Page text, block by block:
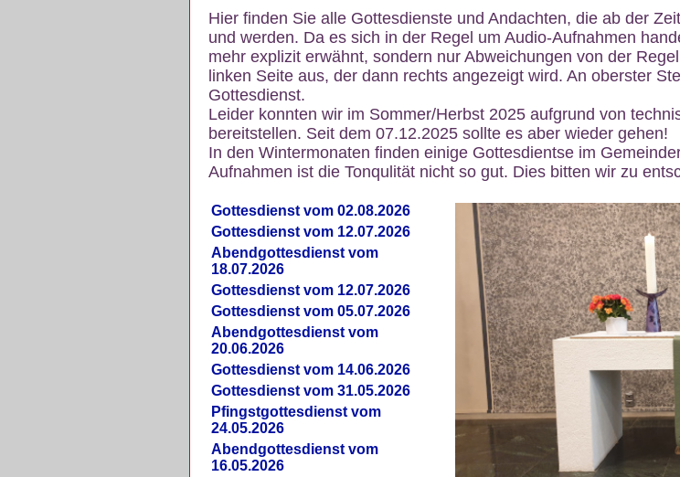
Hier finden Sie alle Gottesdienste und Andachten, die ab der
und werden. Da es sich in der Regel um Audio-Aufnahmen
mehr explizit erwähnt, sondern nur Abweichungen von der
linken Seite aus, der dann rechts angezeigt wird. An oberster
Gottesdienst.
Leider konnten wir im Sommer/Herbst 2025 aufgrund von
bereitstellen. Seit dem 07.12.2025 sollte es aber wieder gehen!
In den Wintermonaten finden einige Gottesdientse im
Aufnahmen ist die Tonqulität nicht so gut. Dies bitten wir zu
Gottesdienst vom 02.08.2026
Gottesdienst vom 12.07.2026
Abendgottesdienst vom
18.07.2026
Gottesdienst vom 12.07.2026
Gottesdienst vom 05.07.2026
Abendgottesdienst vom
20.06.2026
Gottesdienst vom 14.06.2026
Gottesdienst vom 31.05.2026
Pfingstgottesdienst vom
24.05.2026
Abendgottesdienst vom
16.05.2026